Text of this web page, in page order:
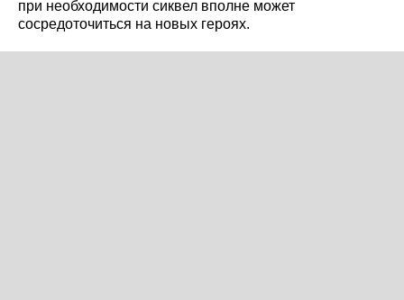
при необходимости сиквел вполне может
сосредоточиться на новых героях.